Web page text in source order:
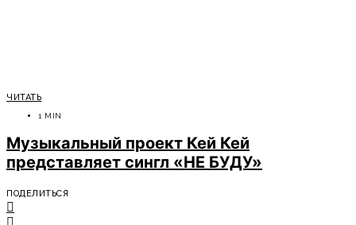
ЧИТАТЬ
1 MIN
Музыкальный проект Кей Кей
представляет сингл «НЕ БУДУ»
ПОДЕЛИТЬСЯ